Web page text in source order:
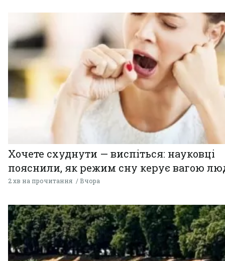
Хочете схуднути — виспіться: науковці
пояснили, як режим сну керує вагою
2 хв на прочитання Вчора